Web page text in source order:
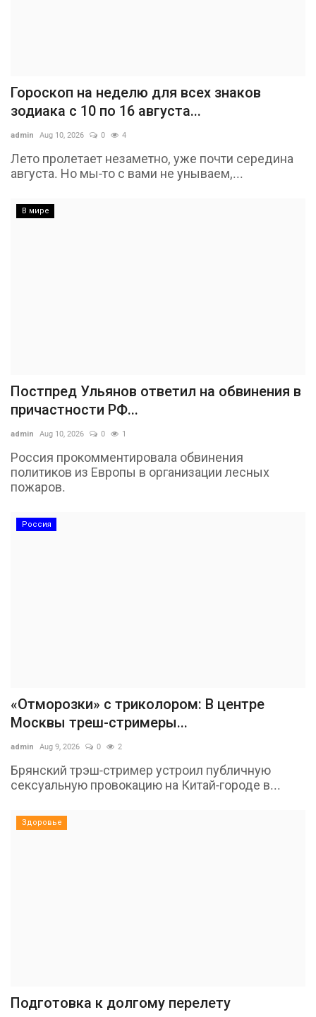
Гороскоп на неделю для всех знаков
зодиака с 10 по 16 августа...
admin Aug 10, 2026 0 4
Лето пролетает незаметно, уже почти середина
августа. Но мы-то с вами не унываем,...
В мире
Постпред Ульянов ответил на обвинения в
причастности РФ...
admin Aug 10, 2026 0 1
Россия прокомментировала обвинения
политиков из Европы в организации лесных
пожаров.
Россия
«Отморозки» с триколором: В центре
Москвы треш-стримеры...
admin Aug 9, 2026 0 2
Брянский трэш-стример устроил публичную
сексуальную провокацию на Китай-городе в...
Здоровье
Подготовка к долгому перелету